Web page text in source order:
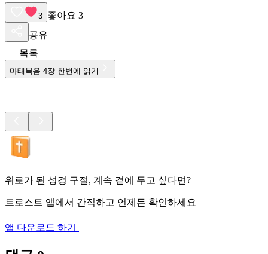
3 좋아요 3
공유
목록
마태복음 4장 한번에 읽기
위로가 된 성경 구절, 계속 곁에 두고 싶다면?
트로스트 앱에서 간직하고 언제든 확인하세요
앱 다운로드 하기